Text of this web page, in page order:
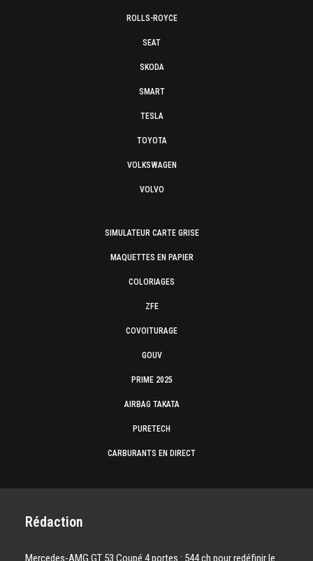
ROLLS-ROYCE
SEAT
SKODA
SMART
TESLA
TOYOTA
VOLKSWAGEN
VOLVO
SIMULATEUR CARTE GRISE
MAQUETTES EN PAPIER
COLORIAGES
ZFE
COVOITURAGE
GOUV
PRIME 2025
AIRBAG TAKATA
PURETECH
CARBURANTS EN DIRECT
Rédaction
Mercedes-AMG GT 53 Coupé 4 portes : 544 ch pour redéfinir le